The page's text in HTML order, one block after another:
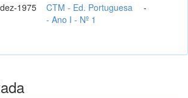
dez-1975
CTM - Ed. Portuguesa
- Ano I - Nº 1
-